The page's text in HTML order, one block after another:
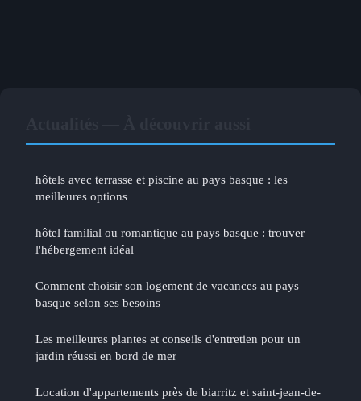
hôtels avec terrasse et piscine au pays basque : les
meilleures options
hôtel familial ou romantique au pays basque : trouver
l'hébergement idéal
Comment choisir son logement de vacances au pays
basque selon ses besoins
Les meilleures plantes et conseils d'entretien pour un
jardin réussi en bord de mer
Location d'appartements près de biarritz et saint-jean-de-